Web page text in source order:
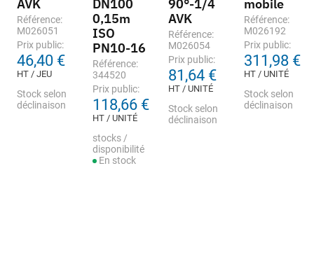
AVK
Référence:
M026051
Prix public:
46,40 €
HT / JEU
Stock selon
déclinaison
DN100
0,15m
ISO
PN10-16
Référence:
344520
Prix public:
118,66 €
HT / UNITÉ
stocks /
disponibilité
En stock
90°-1/4
AVK
Référence:
M026054
Prix public:
81,64 €
HT / UNITÉ
Stock selon
déclinaison
mobile
Référence:
M026192
Prix public:
311,98 €
HT / UNITÉ
Stock selon
déclinaison